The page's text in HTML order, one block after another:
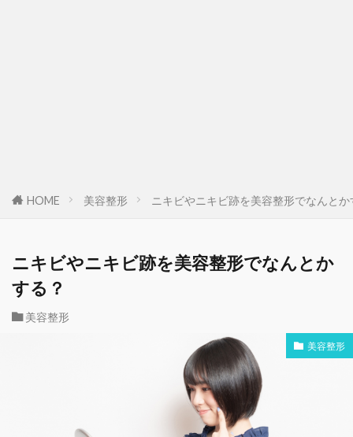
HOME 美容整形 ニキビやニキビ跡を美容整形でなんとか
ニキビやニキビ跡を美容整形でなんとか
する？
美容整形
美容整形